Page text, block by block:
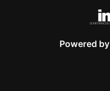
Powered by